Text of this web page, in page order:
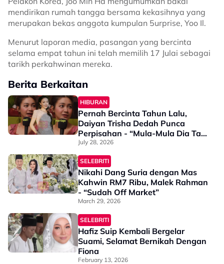
mendirikan rumah tangga bersama kekasihnya yang
merupakan bekas anggota kumpulan 5urprise, Yoo Il.
Menurut laporan media, pasangan yang bercinta
selama empat tahun ini telah memilih 17 Julai sebagai
tarikh perkahwinan mereka.
Berita Berkaitan
HIBURAN
Pernah Bercinta Tahun Lalu,
Daiyan Trisha Dedah Punca
Perpisahan - “Mula-Mula Dia Tak
Anggap Isu…”
July 28, 2026
SELEBRITI
Nikahi Dang Suria dengan Mas
Kahwin RM7 Ribu, Malek Rahman
- “Sudah Off Market”
March 29, 2026
SELEBRITI
Hafiz Suip Kembali Bergelar
Suami, Selamat Bernikah Dengan
Fiona
February 13, 2026